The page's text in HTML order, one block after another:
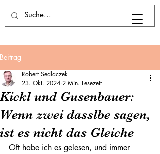
Beitrag
Kickl und Gusenbauer:
Wenn zwei dasslbe sagen,
ist es nicht das Gleiche
Robert Sedlaczek
23. Okt. 2024 2 Min. Lesezeit
Oft habe ich es gelesen, und immer